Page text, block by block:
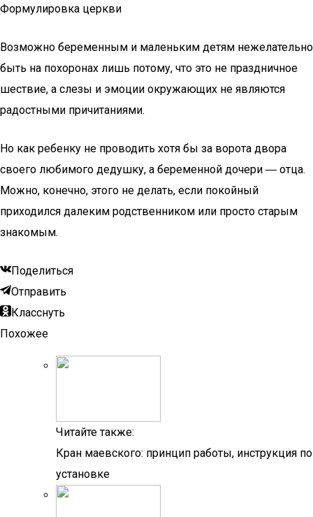
Формулировка церкви
Возможно беременным и маленьким детям нежелательно
быть на похоронах лишь потому, что это не праздничное
шествие, а слезы и эмоции окружающих не являются
радостными причитаниями.
Но как ребенку не проводить хотя бы за ворота двора
своего любимого дедушку, а беременной дочери ― отца.
Можно, конечно, этого не делать, если покойный
приходился далеким родственником или просто старым
знакомым.
Поделиться
Отправить
Класснуть
Похожее
Читайте также:
Кран маевского: принцип работы, инструкция по
установке